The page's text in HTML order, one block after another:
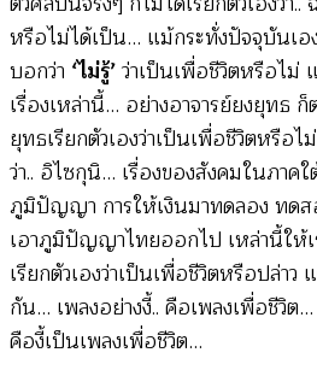
หรือไม่ได้เป็น… แม้กระทั่งปัจจุบันเ
บอกว่า ‘ไม่รู้’ว่าเป็นเพื่อชีวิตหรือไม่
เรื่องเหล่านี้… อย่างอาจารย์ยงยุทธ ก็
ยุทธเรียกตัวเองว่าเป็นเพื่อชีวิตหรือไ
ว่า.. อิไซกุนิ… เรื่องของสังคมในภาค
ภูมิปัญญา การให้เงินมาทดลอง ทดส
เอาภูมิปัญญาไทยออกไป เหล่านี้ให้
เรียกตัวเองว่าเป็นเพื่อชีวิตหรือปล่าว
กัน… เพลงอย่างงี้.. คือเพลงเพื่อชีวิต
คืองี้เป็นเพลงเพื่อชีวิต…